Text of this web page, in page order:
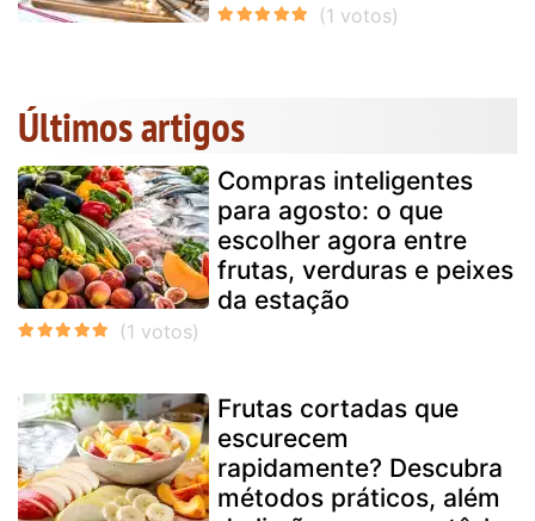
Últimos artigos
Compras inteligentes
para agosto: o que
escolher agora entre
frutas, verduras e peixes
da estação
Frutas cortadas que
escurecem
rapidamente? Descubra
métodos práticos, além